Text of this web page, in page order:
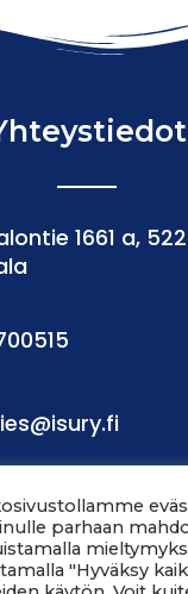
1661 a,
meidät
meidät myös
parhaan
"Hyväksy